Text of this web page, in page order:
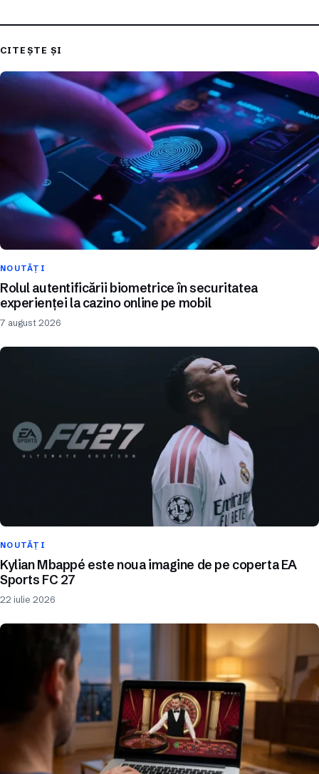
CITEȘTE ȘI
NOUTĂȚI
Rolul autentificării biometrice în securitatea
experienței la cazino online pe mobil
7 august 2026
NOUTĂȚI
Kylian Mbappé este noua imagine de pe coperta EA
Sports FC 27
22 iulie 2026